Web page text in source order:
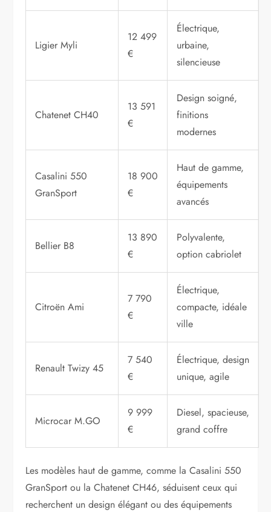
Ligier Myli
12 499
€
Électrique,
urbaine,
silencieuse
Chatenet CH40
13 591
€
Design soigné,
finitions
modernes
Casalini 550
GranSport
18 900
€
Haut de gamme,
équipements
avancés
Bellier B8
13 890
€
Polyvalente,
option cabriolet
Citroën Ami
7 790
€
Électrique,
compacte, idéale
ville
Renault Twizy 45
7 540
€
Électrique, design
unique, agile
Microcar M.GO
9 999
€
Diesel, spacieuse,
grand coffre
Les modèles haut de gamme, comme la Casalini 550
GranSport ou la Chatenet CH46, séduisent ceux qui
recherchent un design élégant ou des équipements